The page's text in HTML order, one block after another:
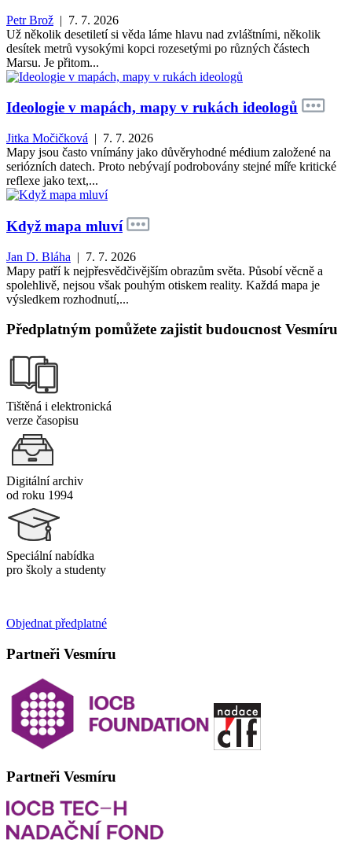
Petr Brož | 7. 7. 2026
Už několik desetiletí si věda láme hlavu nad zvláštními, několik
desítek metrů vysokými kopci rozesetými po různých částech
Marsu. Je přitom...
Ideologie v mapách, mapy v rukách ideologů
Jitka Močičková | 7. 7. 2026
Mapy jsou často vnímány jako důvěryhodné médium založené na
seriózních datech. Proto nebývají podrobovány stejné míře kritické
reflexe jako text,...
Když mapa mluví
Jan D. Bláha | 7. 7. 2026
Mapy patří k nejpřesvědčivějším obrazům světa. Působí věcně a
spolehlivě, nejsou však pouhým otiskem reality. Každá mapa je
výsledkem rozhodnutí,...
Předplatným pomůžete zajistit budoucnost Vesmíru
Tištěná i elektronická
verze časopisu
Digitální archiv
od roku 1994
Speciální nabídka
pro školy a studenty
Objednat předplatné
Partneři Vesmíru
Partneři Vesmíru